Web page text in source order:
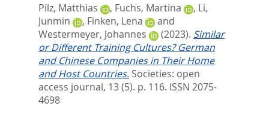
Pilz, Matthias , Fuchs, Martina , Li,
Junmin
, Finken, Lena
and
Westermeyer, Johannes
(2023). Similar
or Different Training Cultures? German
and Chinese Companies in Their Home
and Host Countries. Societies: open
access journal, 13 (5). p. 116. ISSN 2075-
4698